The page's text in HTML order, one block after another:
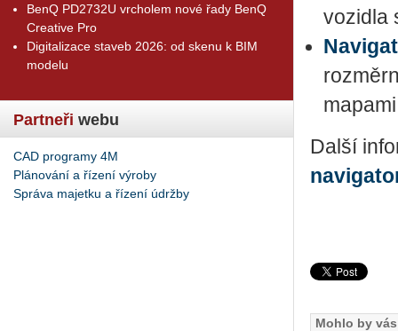
BenQ PD2732U vrcholem nové řady BenQ
Creative Pro
Digitalizace staveb 2026: od skenu k BIM
modelu
Partneři webu
CAD programy 4M
Plánování a řízení výroby
Správa majetku a řízení údržby
vozidla
Další
Mohlo by